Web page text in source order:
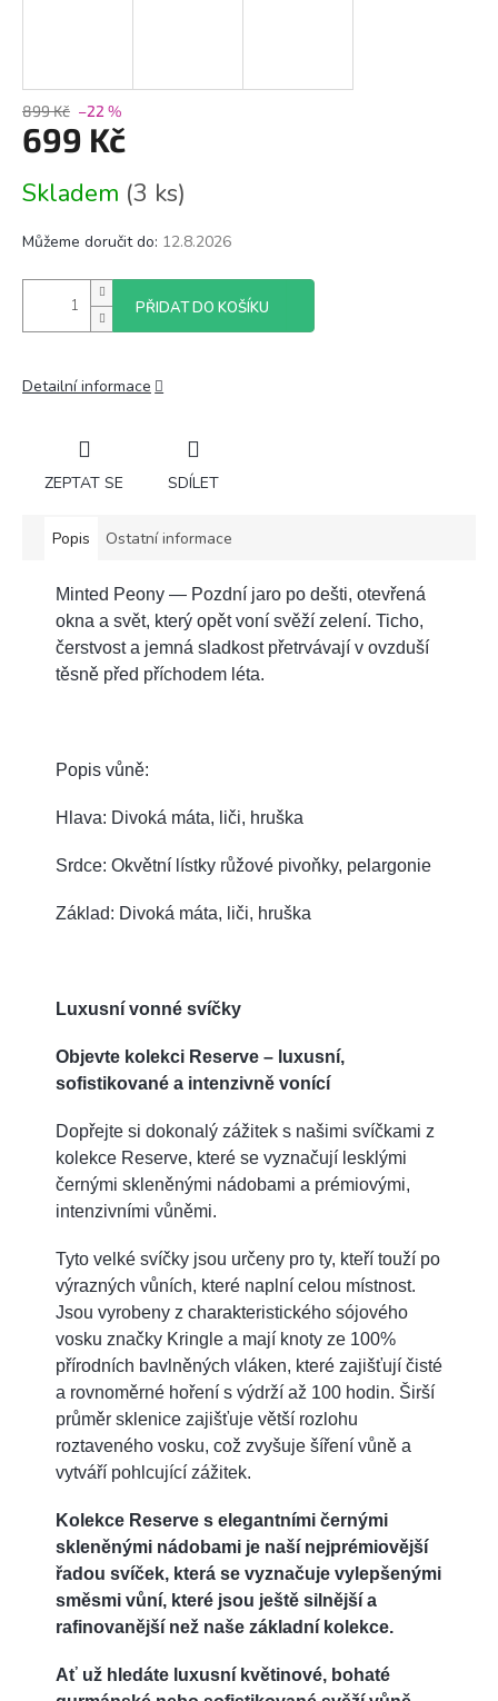
899 Kč –22 %
699 Kč
cena:
Skladem (3 ks)
Můžeme doručit do: 12.8.2026
PŘIDAT DO KOŠÍKU
Detailní informace
ZEPTAT SE SDÍLET
Popis Ostatní informace
Minted Peony — Pozdní jaro po dešti, otevřená
okna a svět, který opět voní svěží zelení. Ticho,
čerstvost a jemná sladkost přetrvávají v ovzduší
těsně před příchodem léta.
Popis vůně:
Hlava: Divoká máta, liči, hruška
Srdce: Okvětní lístky růžové pivoňky, pelargonie
Základ: Divoká máta, liči, hruška
Luxusní vonné svíčky
Objevte kolekci Reserve – luxusní,
sofistikované a intenzivně vonící
Dopřejte si dokonalý zážitek s našimi svíčkami z
kolekce Reserve, které se vyznačují lesklými
černými skleněnými nádobami a prémiovými,
intenzivními vůněmi.
Tyto velké svíčky jsou určeny pro ty, kteří touží po
výrazných vůních, které naplní celou místnost.
Jsou vyrobeny z charakteristického sójového
vosku značky Kringle a mají knoty ze 100%
přírodních bavlněných vláken, které zajišťují čisté
a rovnoměrné hoření s výdrží až 100 hodin. Širší
průměr sklenice zajišťuje větší rozlohu
roztaveného vosku, což zvyšuje šíření vůně a
vytváří pohlcující zážitek.
Kolekce Reserve s elegantními černými
skleněnými nádobami je naší nejprémiovější
řadou svíček, která se vyznačuje vylepšenými
směsmi vůní, které jsou ještě silnější a
rafinovanější než naše základní kolekce.
Ať už hledáte luxusní květinové, bohaté